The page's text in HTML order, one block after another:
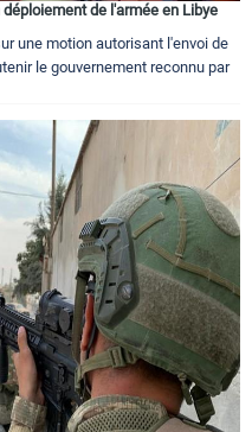
de l'armée en Libye
une motion autorisant l'envoi de
le gouvernement reconnu par